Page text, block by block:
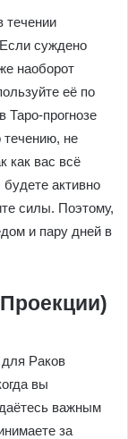
течении
суждено
наоборот
её по
Таро-прогнозе
не
как вас всё
активно
силы. Поэтому,
и пару дней в
для Раков
вы
важным
за